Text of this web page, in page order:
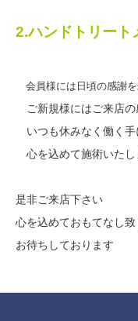
2.ハンドトリート
会員様には日頃の感謝を
ご新規様にはご来店の
いつも休みなく働く手
心を込めて施術いたし
是非ご来店下さい
心を込めておもてなし致
お待ちしております